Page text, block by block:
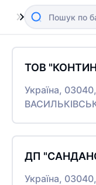
ТОВ
Україна,
ДП
Україна,